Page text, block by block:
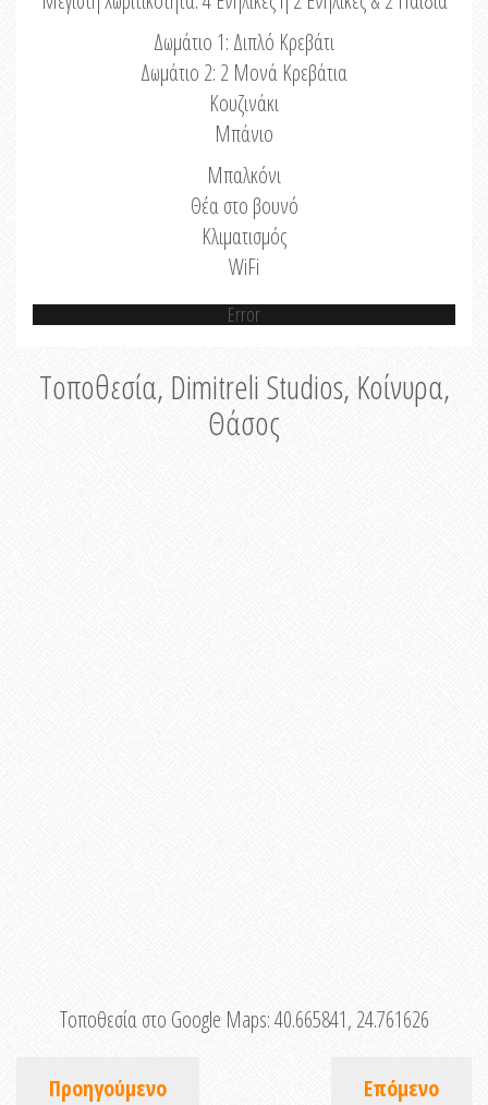
Δωμάτιο 1: Διπλό Κρεβάτι
Δωμάτιο 2: 2 Μονά Κρεβάτια
Κουζινάκι
Μπάνιο
Μπαλκόνι
Θέα στο βουνό
Κλιματισμός
WiFi
Error
Τοποθεσία, Dimitreli Studios, Κοίνυρα,
Θάσος
Τοποθεσία στο Google Maps:40.665841, 24.761626
Προηγούμενο Επόμενο